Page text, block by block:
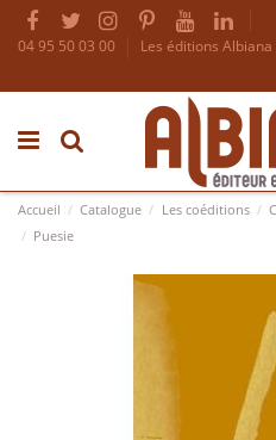
04 95 50 03 00 Les éditions Albiana
Accueil Catalogue Les coéditions
Puesie